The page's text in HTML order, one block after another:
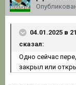
04.01.2025 в
сказал:
Одно сейчас
закрыл или